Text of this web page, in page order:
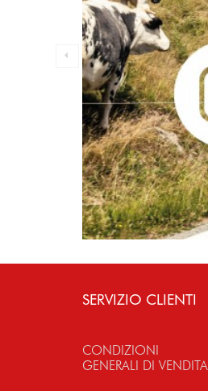
SERVIZIO CLIENTI
CONDIZIONI
GENERALI DI VENDITA